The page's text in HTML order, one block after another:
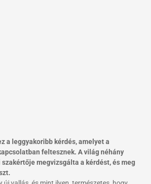
a leggyakoribb kérdés, amelyet a
feltesznek. A világ néhány
megvizsgálta a kérdést, és meg